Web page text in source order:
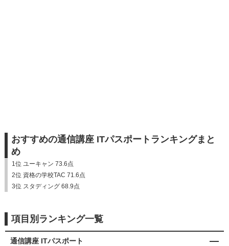
おすすめの通信講座 ITパスポートランキングまと
め
1位 ユーキャン 73.6点
2位 資格の学校TAC 71.6点
3位 スタディング 68.9点
項目別ランキング一覧
通信講座 ITパスポート